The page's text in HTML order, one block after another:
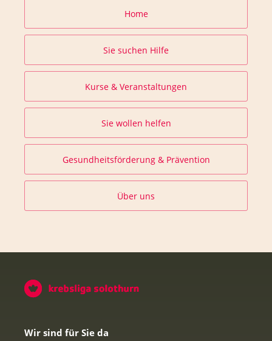
Home
Sie suchen Hilfe
Kurse & Veranstaltungen
Sie wollen helfen
Gesundheitsförderung & Prävention
Über uns
Wir sind für Sie da